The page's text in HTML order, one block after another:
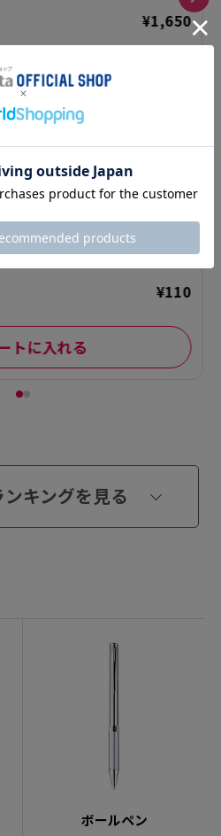
¥1,650
トに入れる
アートラインサイン
水性1.0
¥110
トに入れる
キングを見る
ボールペン